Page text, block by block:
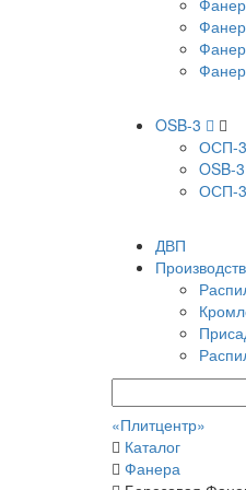
OSB-3
ОСП-3
OSB-
ОСП-3
ДВП
«Плитцентр»
Каталог
Фанера